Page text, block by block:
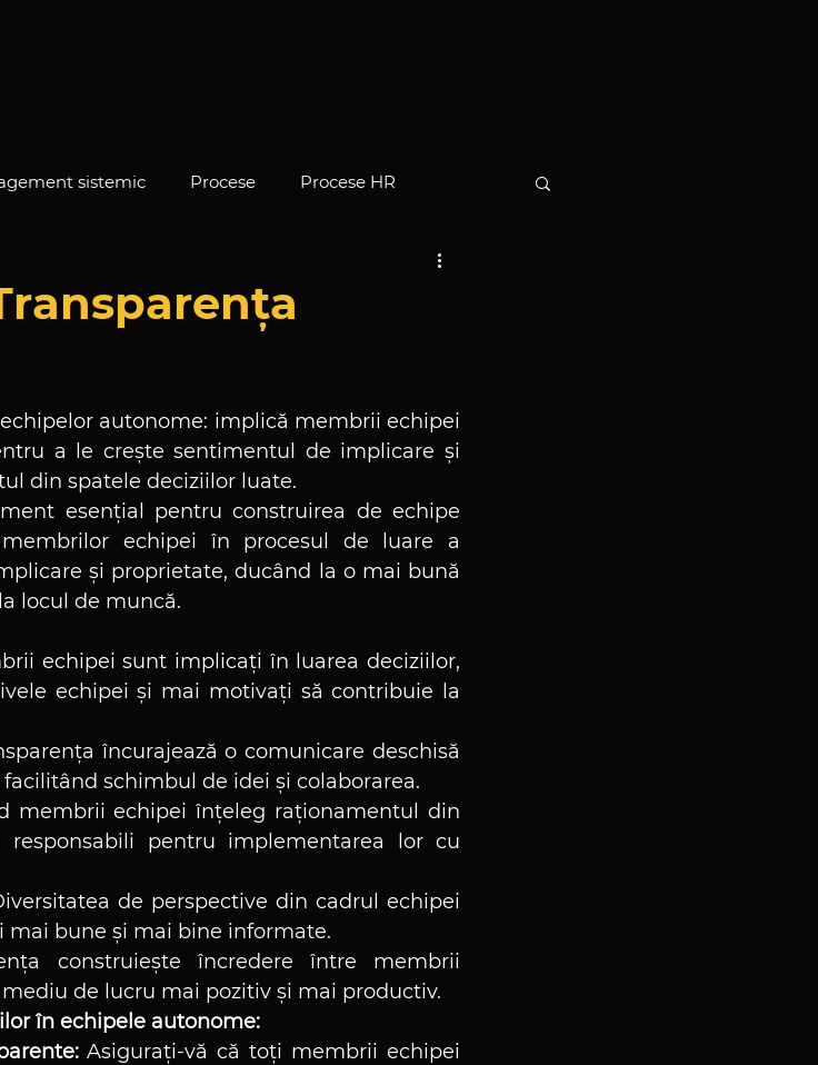
sistemic Procese Procese HR
autonome: implică membrii echipei
a le crește sentimentul de implicare și
din spatele deciziilor luate.
esențial pentru construirea de echipe
echipei în procesul de luare a
și proprietate, ducând la o mai bună
locul de muncă.
echipei sunt implicați în luarea deciziilor,
echipei și mai motivați să contribuie la
încurajează o comunicare deschisă
schimbul de idei și colaborarea.
membrii echipei înțeleg raționamentul din
pentru implementarea lor cu
de perspective din cadrul echipei
mai bune și mai bine informate.
construiește încredere între membrii
de lucru mai pozitiv și mai productiv.
în echipele autonome:
Asigurați-vă că toți membrii echipei